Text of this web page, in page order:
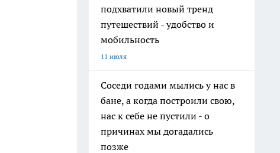
подхватили новый тренд
путешествий - удобство и
мобильность
11 июля
Соседи годами мылись у нас в
бане, а когда построили свою,
нас к себе не пустили - о
причинах мы догадались
позже